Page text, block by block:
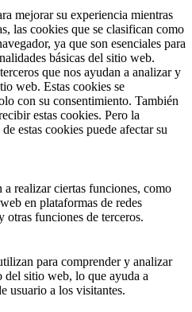
mejorar su experiencia mientras
las cookies que se clasifican como
ya que son esenciales para
básicas del sitio web.
que nos ayudan a analizar y
web. Estas cookies se
con su consentimiento. También
estas cookies. Pero la
estas cookies puede afectar su
realizar ciertas funciones, como
en plataformas de redes
otras funciones de terceros.
para comprender y analizar
del sitio web, lo que ayuda a
usuario a los visitantes.